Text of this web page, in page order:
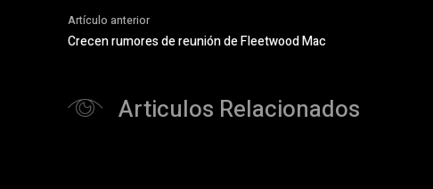
Artículo anterior
Crecen rumores de reunión de Fleetwood Mac
Articulos Relacionados